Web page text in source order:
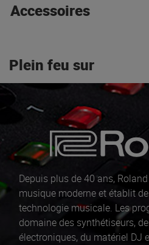
Accessoires
Plein feu sur
Depuis plus de 40 ans,
musique moderne et établit
technologie musicale. Les
domaine des synthétiseurs,
électroniques, du matériel DJ